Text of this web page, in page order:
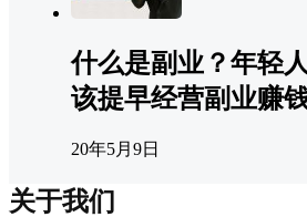
什么是副业？年轻
该提早经营副业赚
20年5月9日
关于我们